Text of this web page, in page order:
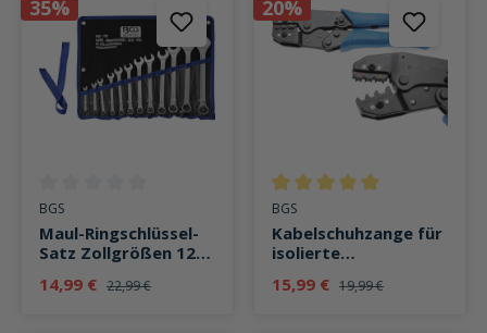
35%
Durchschnittliche Bewertung von 0 von 5 Sternen
BGS
Maul-Ringschlüssel-
Satz Zollgrößen 12-
14,99 € 22,99 €
20%
Durchschnittliche Bewertung
BGS
Kabelschuhzange für
isolierte
6mm²
15,99 € 19,99 €